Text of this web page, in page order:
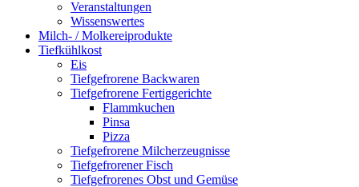
Veranstaltungen
Wissenswertes
Milch- / Molkereiprodukte
Tiefkühlkost
Eis
Tiefgefrorene Backwaren
Tiefgefrorene Fertiggerichte
Flammkuchen
Pinsa
Pizza
Tiefgefrorene Milcherzeugnisse
Tiefgefrorener Fisch
Tiefgefrorenes Obst und Gemüse